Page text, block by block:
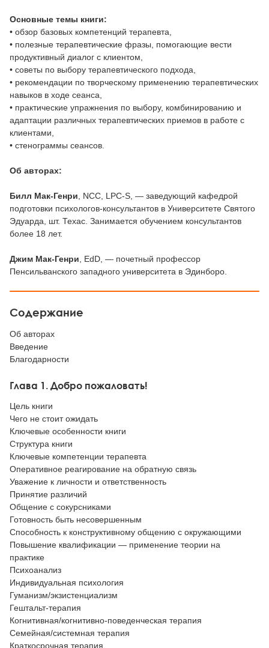
Основные темы книги:
• обзор базовых компетенций терапевта,
• полезные терапевтические фразы, помогающие вести
продуктивный диалог с клиентом,
• советы по выбору терапевтического подхода,
• рекомендации по творческому применению терапевтических
навыков в ходе сеанса,
• практические упражнения по выбору, комбинированию и
адаптации различных терапевтических приемов в работе с
клиентами,
• стенограммы сеансов.
Об авторах:
Билл Мак-Генри, NCC, LPC-S, — заведующий кафедрой
подготовки психологов-консультантов в Университете Святого
Эдуарда, шт. Техас. Занимается обучением консультантов
более 18 лет.
Джим Мак-Генри, EdD, — почетный профессор
Пенсильванского западного университета в Эдинборо.
Содержание
Об авторах
Введение
Благодарности
Глава 1. Добро пожаловать!
Цель книги
Чего не стоит ожидать
Ключевые особенности книги
Структура книги
Ключевые компетенции терапевта
Оперативное реагирование на обратную связь
Уважение к личности и ответственность
Принятие различий
Общение с сокурсниками
Готовность быть несовершенным
Способность к конструктивному общению с окружающими
Повышение квалификации — применение теории на
практике
Психоанализ
Индивидуальная психология
Гуманизм/экзистенциализм
Гештальт-терапия
Когнитивная/когнитивно-поведенческая терапия
Семейная/системная терапия
Краткосрочная терапия